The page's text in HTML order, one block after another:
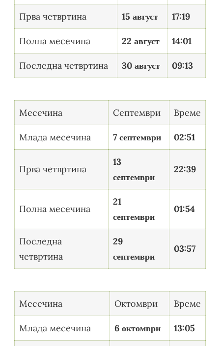
Прва четвртина 15 август 17:19
Полна месечина 22 август 14:01
Последна четвртина 30 август 09:13
Месечина Септември Време
Mлада месечина 7 септември 02:51
Прва четвртина
13
септември
22:39
Полна месечина
21
септември
01:54
Последна
четвртина
29
септември
03:57
Месечина Октомври Време
Млада месечина 6 октомври 13:05